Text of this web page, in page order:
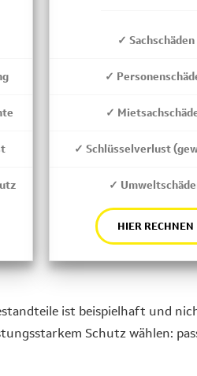
✓ Sachschäden
✓
✓
✓ Schlüsselverlust
✓
HIER RECHNEN
ist beispielhaft und
Schutz wählen: